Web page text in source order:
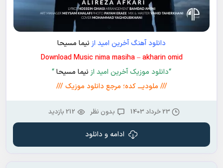
دانلود آهنگ آخرین امید ازنیما مسیحا
Download Music nima masiha – akharin omid
“دانلود موزیک آخرین امید ازنیما مسیحا“
/// ملودیـــ کده؛ مرجع دانلود موزیک ///
23 خرداد 1403 بدون نظر 212 بازدید
ادامه و دانلود